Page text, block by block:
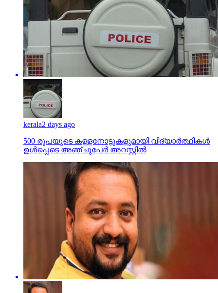
kerala2 days ago
500 രൂപയുടെ കള്ളനോട്ടുകളുമായി വിദ്യാര്‍ത്ഥികള്‍
ഉള്‍പ്പെടെ അഞ്ചുപേര്‍ അറസ്റ്റില്‍